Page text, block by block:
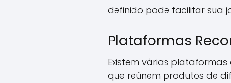
definido pode facilitar sua
Plataformas
Existem várias
que reúnem produtos de